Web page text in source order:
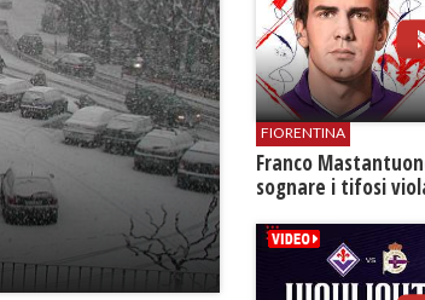
FIORENTINA
Franco
sognare i tifosi